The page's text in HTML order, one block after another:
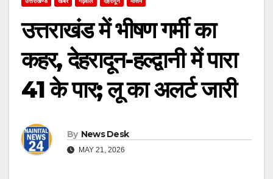
उत्तराखंड में भीषण गर्मी का
कहर, देहरादून-हल्द्वानी में पारा
41 के पार; लू का अलर्ट जारी
By News Desk
MAY 21, 2026